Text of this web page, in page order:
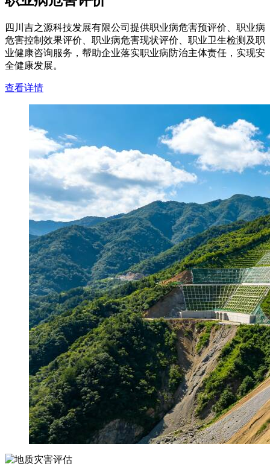
四川吉之源科技发展有限公司提供职业病危害预评价、职业病
危害控制效果评价、职业病危害现状评价、职业卫生检测及职
业健康咨询服务，帮助企业落实职业病防治主体责任，实现安
全健康发展。
查看详情